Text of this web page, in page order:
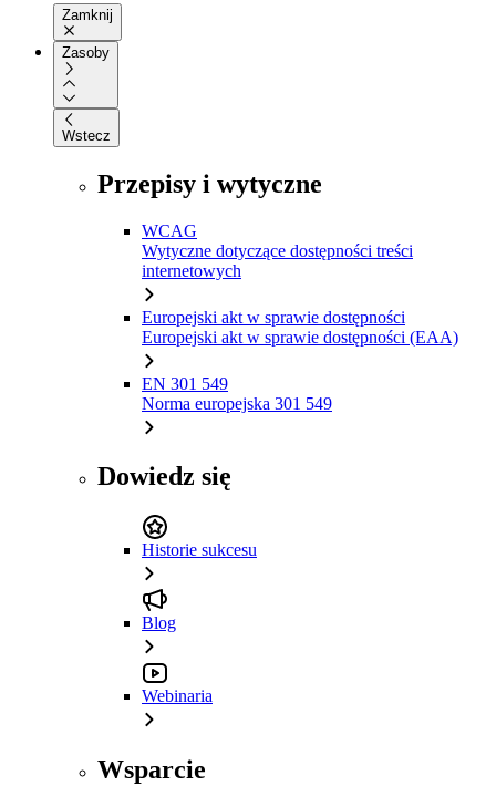
Zamknij
Zasoby
Wstecz
Przepisy i wytyczne
WCAG
Wytyczne dotyczące dostępności treści
internetowych
Europejski akt w sprawie dostępności
Europejski akt w sprawie dostępności (EAA)
EN 301 549
Norma europejska 301 549
Dowiedz się
Historie sukcesu
Blog
Webinaria
Wsparcie